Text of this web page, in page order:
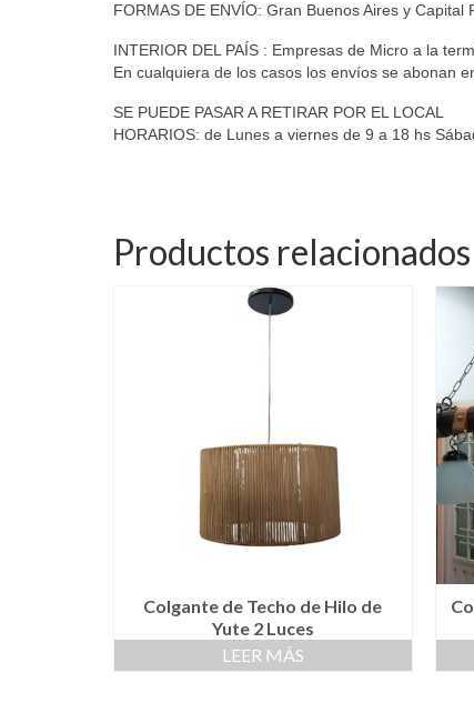
FORMAS DE ENVÍO: Gran Buenos Aires y
INTERIOR DEL PAÍS : Empresas de Micro a la
En cualquiera de los casos los envíos se abonan
SE PUEDE PASAR A RETIRAR POR EL LOCAL
HORARIOS: de Lunes a viernes de 9 a 18 hs
Productos relacionados
Colgante de Techo de Hilo de
Yute 2 Luces
LEER MÁS